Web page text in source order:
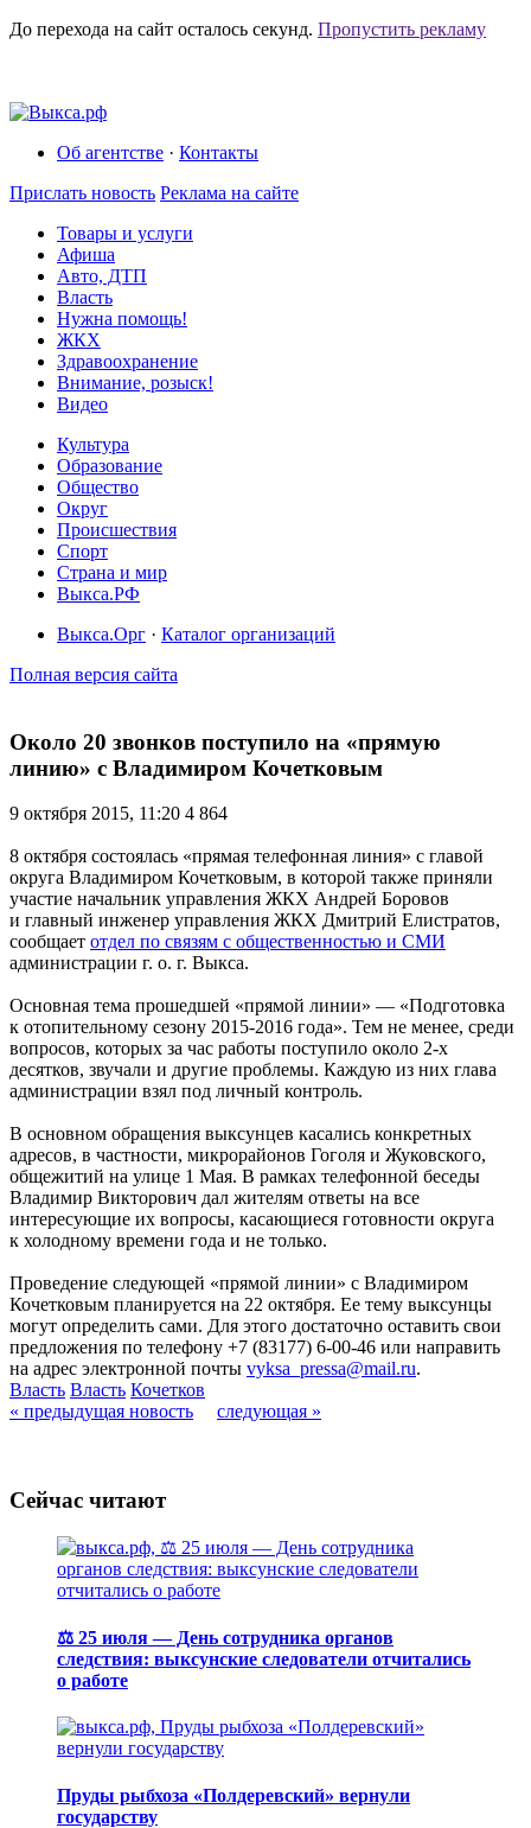
До перехода на сайт осталось секунд. Пропустить рекламу
Об агентстве · Контакты
Прислать новость Реклама на сайте
Товары и услуги
Афиша
Авто, ДТП
Власть
Нужна помощь!
ЖКХ
Здравоохранение
Внимание, розыск!
Видео
Культура
Образование
Общество
Округ
Происшествия
Спорт
Страна и мир
Выкса.РФ
Выкса.Орг · Каталог организаций
Полная версия сайта
Около 20 звонков поступило на «прямую
линию» с Владимиром Кочетковым
9 октября 2015, 11:20 4 864
8 октября состоялась «прямая телефонная линия» с главой
округа Владимиром Кочетковым, в которой также приняли
участие начальник управления ЖКХ Андрей Боровов
и главный инженер управления ЖКХ Дмитрий Елистратов,
сообщает отдел по связям с общественностью и СМИ
администрации г. о. г. Выкса.
Основная тема прошедшей «прямой линии» — «Подготовка
к отопительному сезону 2015-2016 года». Тем не менее, среди
вопросов, которых за час работы поступило около 2-х
десятков, звучали и другие проблемы. Каждую из них глава
администрации взял под личный контроль.
В основном обращения выксунцев касались конкретных
адресов, в частности, микрорайонов Гоголя и Жуковского,
общежитий на улице 1 Мая. В рамках телефонной беседы
Владимир Викторович дал жителям ответы на все
интересующие их вопросы, касающиеся готовности округа
к холодному времени года и не только.
Проведение следующей «прямой линии» с Владимиром
Кочетковым планируется на 22 октября. Ее тему выксунцы
могут определить сами. Для этого достаточно оставить свои
предложения по телефону +7 (83177) 6-00-46 или направить
на адрес электронной почты vyksa_pressa@mail.ru.
Власть Власть Кочетков
« предыдущая новость
следующая »
Сейчас читают
⚖️ 25 июля — День сотрудника органов
следствия: выксунские следователи отчитались
о работе
Пруды рыбхоза «Полдеревский» вернули
государству